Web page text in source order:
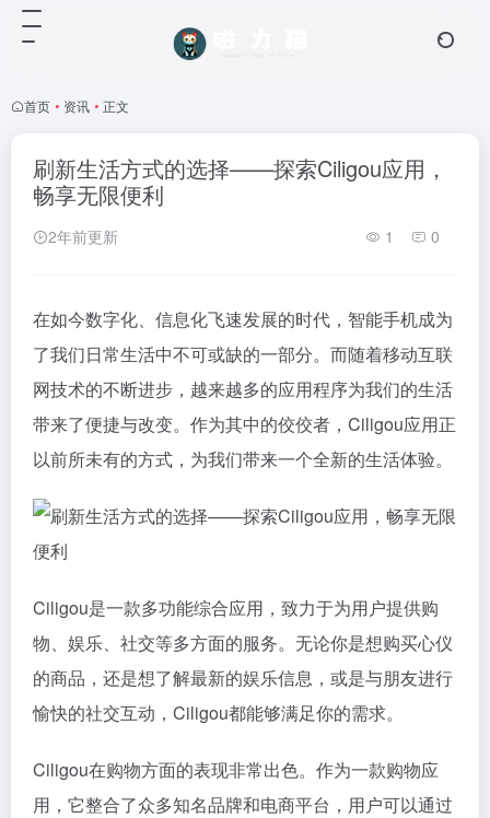
首页 • 资讯 • 正文
刷新生活方式的选择——探索Ciligou应用，
畅享无限便利
2年前更新 1 0
在如今数字化、信息化飞速发展的时代，智能手机成为
了我们日常生活中不可或缺的一部分。而随着移动互联
网技术的不断进步，越来越多的应用程序为我们的生活
带来了便捷与改变。作为其中的佼佼者，Ciligou应用正
以前所未有的方式，为我们带来一个全新的生活体验。
Ciligou是一款多功能综合应用，致力于为用户提供购
物、娱乐、社交等多方面的服务。无论你是想购买心仪
的商品，还是想了解最新的娱乐信息，或是与朋友进行
愉快的社交互动，Ciligou都能够满足你的需求。
Ciligou在购物方面的表现非常出色。作为一款购物应
用，它整合了众多知名品牌和电商平台，用户可以通过